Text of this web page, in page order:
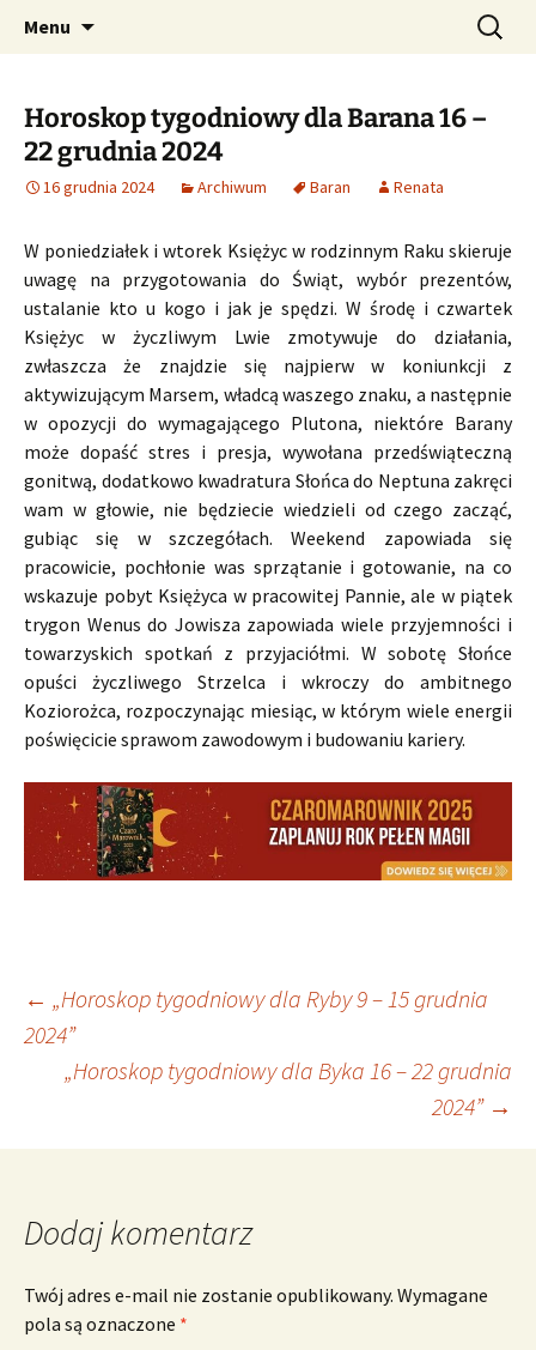
CzaroMarowy horoskop
dzienny, miesięczny i
tygodniowy
Profesjonalne przepowiednie astrologiczne
Menu Szukaj:
Horoskop tygodniowy dla Barana 16 –
22 grudnia 2024
16 grudnia 2024 Archiwum Baran Renata
W poniedziałek i wtorek Księżyc w rodzinnym Raku skieruje
uwagę na przygotowania do Świąt, wybór prezentów,
ustalanie kto u kogo i jak je spędzi. W środę i czwartek
Księżyc w życzliwym Lwie zmotywuje do działania,
zwłaszcza że znajdzie się najpierw w koniunkcji z
aktywizującym Marsem, władcą waszego znaku, a następnie
w opozycji do wymagającego Plutona, niektóre Barany
może dopaść stres i presja, wywołana przedświąteczną
gonitwą, dodatkowo kwadratura Słońca do Neptuna zakręci
wam w głowie, nie będziecie wiedzieli od czego zacząć,
gubiąc się w szczegółach. Weekend zapowiada się
pracowicie, pochłonie was sprzątanie i gotowanie, na co
wskazuje pobyt Księżyca w pracowitej Pannie, ale w piątek
trygon Wenus do Jowisza zapowiada wiele przyjemności i
towarzyskich spotkań z przyjaciółmi. W sobotę Słońce
opuści życzliwego Strzelca i wkroczy do ambitnego
Koziorożca, rozpoczynając miesiąc, w którym wiele energii
poświęcicie sprawom zawodowym i budowaniu kariery.
Nawigacja
wpisu
← „Horoskop tygodniowy dla Ryby 9 – 15 grudnia
2024”
„Horoskop tygodniowy dla Byka 16 – 22 grudnia
2024” →
Dodaj komentarz
Twój adres e-mail nie zostanie opublikowany. Wymagane
pola są oznaczone *